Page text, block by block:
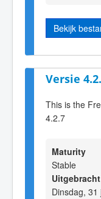
Bekijk
Versie
This is the
4.2.7
Maturity
Stable
Dinsdag,